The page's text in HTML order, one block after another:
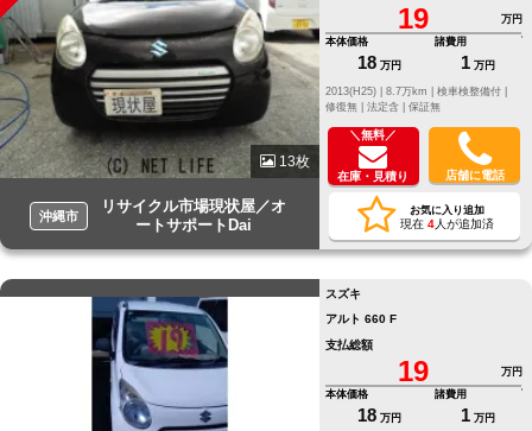
13枚
沖縄市
リサイクル市場現状屋／オ
ートサポートDai
19
万円
本体価格
18 万円
諸費用
1 万円
修復無 | 法定含 | 保証無
＼無料／
在庫・見積り 店舗に電話
お気に入り追加
現在 4人が追加済
スズキ
アルト 660 F
支払総額
19
万円
本体価格
18 万円
諸費用
1 万円